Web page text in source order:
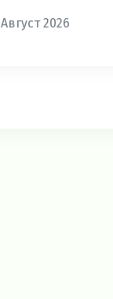
Август 2026